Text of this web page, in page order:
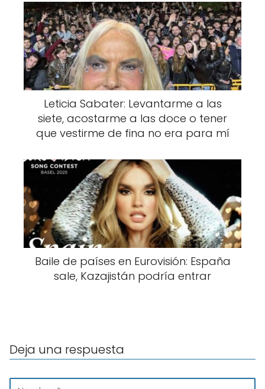
Leticia Sabater: Levantarme a las
siete, acostarme a las doce o tener
que vestirme de fina no era para mí
Baile de países en Eurovisión: España
sale, Kazajistán podría entrar
Deja una respuesta